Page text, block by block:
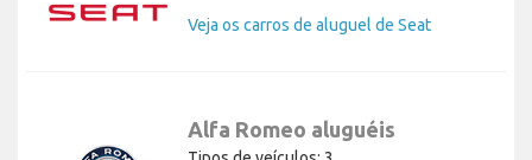
Veja os carros de aluguel de Seat
Alfa Romeo aluguéis